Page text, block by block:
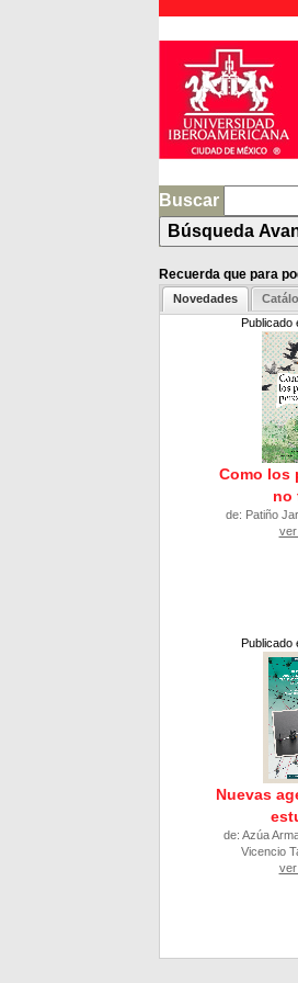
Buscar
Recuerda que para
Novedades
Publicado
Como los
no
de: Patiño
Publicado
Nuevas
de: Azúa
Vicencio